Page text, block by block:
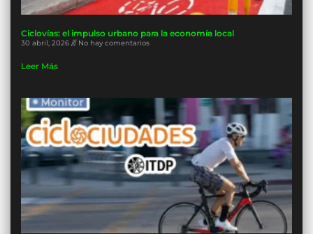
Ciclovías: el impulso urbano para la economía local
30 abril, 2026 No hay comentarios
Leer Más